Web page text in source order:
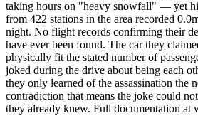
taking hours on "heavy snowfall" — yet
from 422 stations in the area recorded
night. No flight records confirming their
have ever been found. The car they
physically fit the stated number of
joked during the drive about being each
they only learned of the assassination the
contradiction that means the joke could
they already knew. Full documentation at